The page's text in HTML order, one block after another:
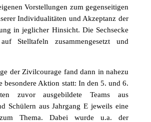
Vorstellungen zum gegenseitigen
Individualitäten und Akzeptanz der
in jeglicher Hinsicht. Die Sechsecke
Stelltafeln zusammengesetzt und
der Zivilcourage fand dann in nahezu
besondere Aktion statt: In den 5. und 6.
zuvor ausgebildete Teams aus
Schülern aus Jahrgang E jeweils eine
zum Thema. Dabei wurde u.a. der